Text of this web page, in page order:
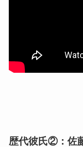
歴代彼氏②：佐